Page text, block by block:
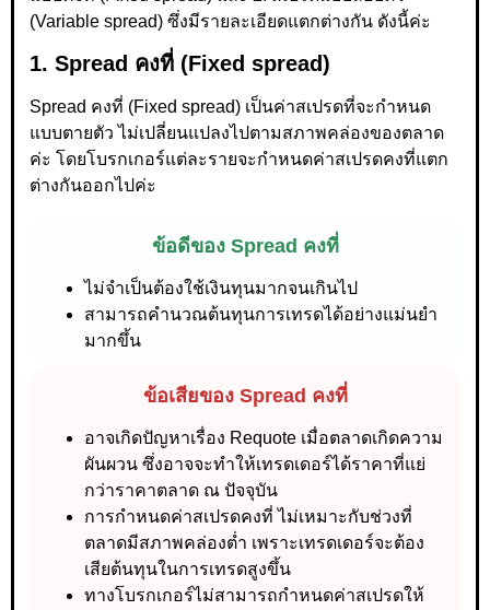
(Variable spread) ซึ่งมีรายละเอียดแตกต่างกัน ดังนี้ค่ะ
1. Spread คงที่ (Fixed spread)
Spread คงที่ (Fixed spread) เป็นค่าสเปรดที่จะกำหนด
แบบตายตัว ไม่เปลี่ยนแปลงไปตามสภาพคล่องของตลาด
ค่ะ โดยโบรกเกอร์แต่ละรายจะกำหนดค่าสเปรดคงที่แตก
ต่างกันออกไปค่ะ
ข้อดีของ Spread คงที่
ไม่จำเป็นต้องใช้เงินทุนมากจนเกินไป
สามารถคำนวณต้นทุนการเทรดได้อย่างแม่นยำ
มากขึ้น
ข้อเสียของ Spread คงที่
อาจเกิดปัญหาเรื่อง Requote เมื่อตลาดเกิดความ
ผันผวน ซึ่งอาจจะทำให้เทรดเดอร์ได้ราคาที่แย่
กว่าราคาตลาด ณ ปัจจุบัน
การกำหนดค่าสเปรดคงที่ ไม่เหมาะกับช่วงที่
ตลาดมีสภาพคล่องต่ำ เพราะเทรดเดอร์จะต้อง
เสียต้นทุนในการเทรดสูงขึ้น
ทางโบรกเกอร์ไม่สามารถกำหนดค่าสเปรดให้